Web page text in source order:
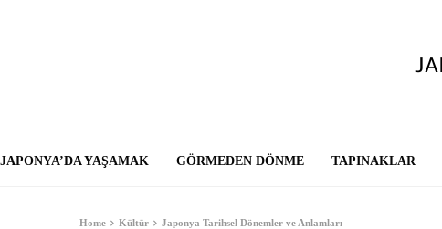
JAPONYA’DA YAŞAMAK GÖRMEDEN DÖNME TAPINAKLAR
Home Kültür Japonya Tarihsel Dönemler ve Anlamları